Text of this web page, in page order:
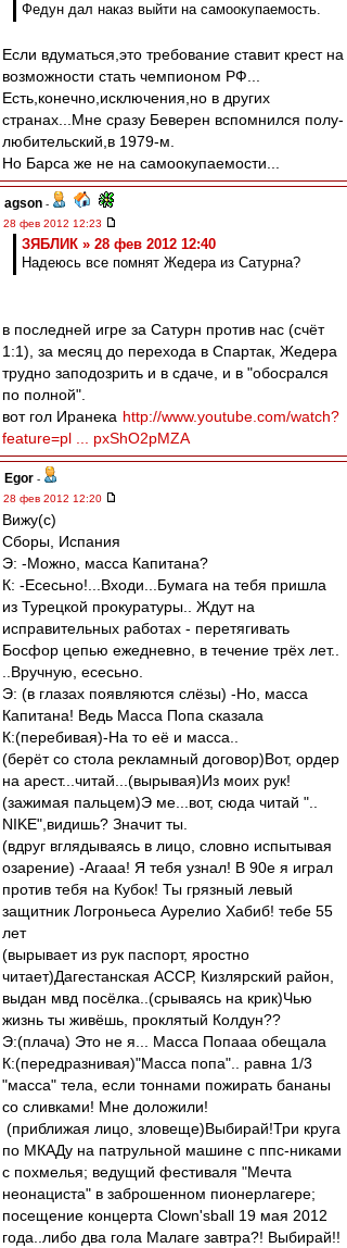
Федун дал наказ выйти на самоокупаемость.
Если вдуматься,это требование ставит крест на
возможности стать чемпионом РФ...
Есть,конечно,исключения,но в других
странах...Мне сразу Беверен вспомнился полу-
любительский,в 1979-м.
Но Барса же не на самоокупаемости...
agson -
28 фев 2012 12:23
ЗЯБЛИК » 28 фев 2012 12:40
Надеюсь все помнят Жедера из Сатурна?
в последней игре за Сатурн против нас (счёт
1:1), за месяц до перехода в Спартак, Жедера
трудно заподозрить и в сдаче, и в "обосрался
по полной".
вот гол Иранека http://www.youtube.com/watch?
feature=pl ... pxShO2pMZA
Egor -
28 фев 2012 12:20
Вижу(с)
Сборы, Испания
Э: -Можно, масса Капитана?
К: -Есесьно!...Входи...Бумага на тебя пришла
из Турецкой прокуратуры.. Ждут на
исправительных работах - перетягивать
Босфор цепью ежедневно, в течение трёх лет..
..Вручную, есесьно.
Э: (в глазах появляются слёзы) -Но, масса
Капитана! Ведь Масса Попа сказала
К:(перебивая)-На то её и масса..
(берёт со стола рекламный договор)Вот, ордер
на арест...читай...(вырывая)Из моих рук!
(зажимая пальцем)Э ме...вот, сюда читай "..
NIKE",видишь? Значит ты.
(вдруг вглядываясь в лицо, словно испытывая
озарение) -Агааа! Я тебя узнал! В 90е я играл
против тебя на Кубок! Ты грязный левый
защитник Логроньеса Аурелио Хабиб! тебе 55
лет
(вырывает из рук паспорт, яростно
читает)Дагестанская АССР, Кизлярский район,
выдан мвд посёлка..(срываясь на крик)Чью
жизнь ты живёшь, проклятый Колдун??
Э:(плача) Это не я... Масса Попааа обещала
К:(передразнивая)"Масса попа".. равна 1/3
"масса" тела, если тоннами пожирать бананы
со сливками! Мне доложили!
(приближая лицо, зловеще)Выбирай!Три круга
по МКАДу на патрульной машине с ппс-никами
с похмелья; ведущий фестиваля "Мечта
неонациста" в заброшенном пионерлагере;
посещение концерта Clown'sball 19 мая 2012
года..либо два гола Малаге завтра?! Выбирай!!